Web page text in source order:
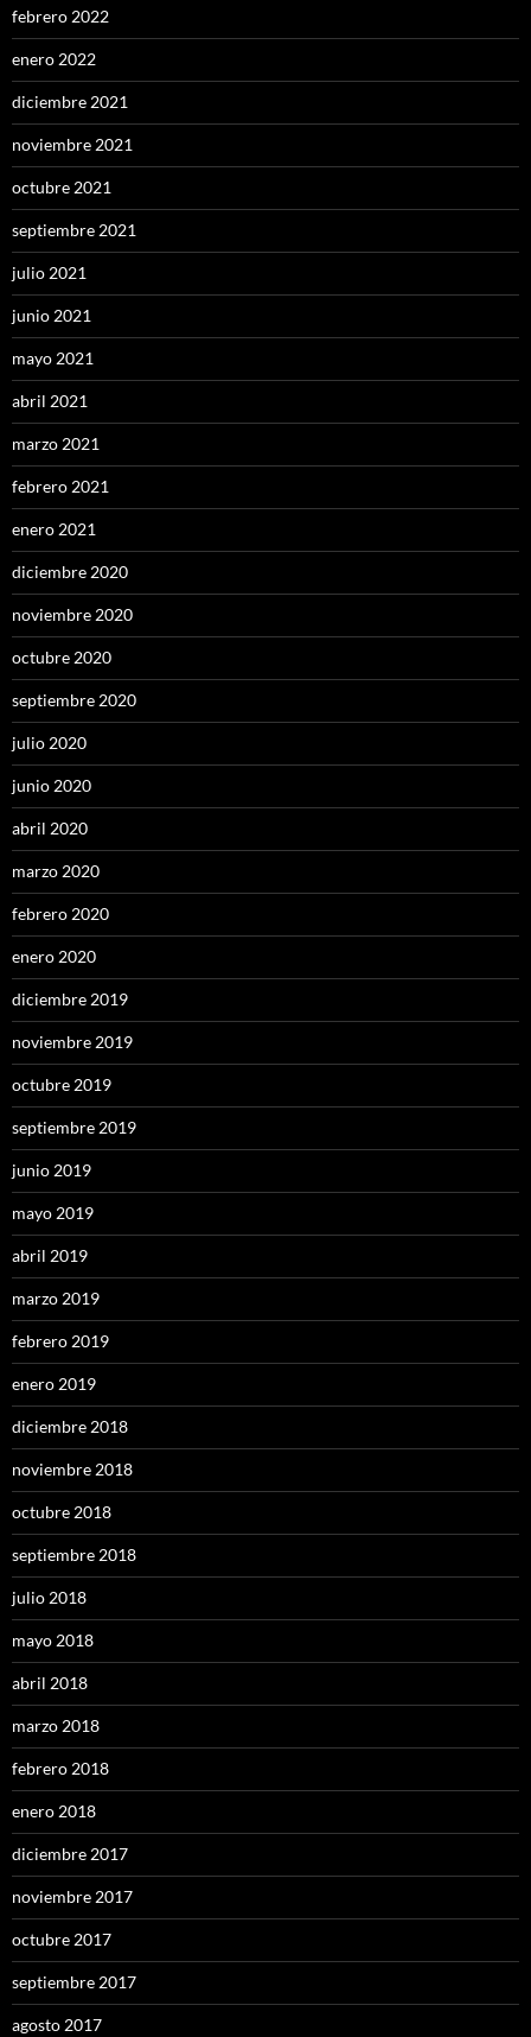
febrero 2022
enero 2022
diciembre 2021
noviembre 2021
octubre 2021
septiembre 2021
julio 2021
junio 2021
mayo 2021
abril 2021
marzo 2021
febrero 2021
enero 2021
diciembre 2020
noviembre 2020
octubre 2020
septiembre 2020
julio 2020
junio 2020
abril 2020
marzo 2020
febrero 2020
enero 2020
diciembre 2019
noviembre 2019
octubre 2019
septiembre 2019
junio 2019
mayo 2019
abril 2019
marzo 2019
febrero 2019
enero 2019
diciembre 2018
noviembre 2018
octubre 2018
septiembre 2018
julio 2018
mayo 2018
abril 2018
marzo 2018
febrero 2018
enero 2018
diciembre 2017
noviembre 2017
octubre 2017
septiembre 2017
agosto 2017